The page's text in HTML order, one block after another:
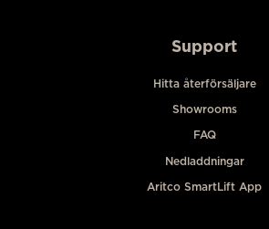
Support
Hitta återförsäljare
Showrooms
FAQ
Nedladdningar
Aritco SmartLift App